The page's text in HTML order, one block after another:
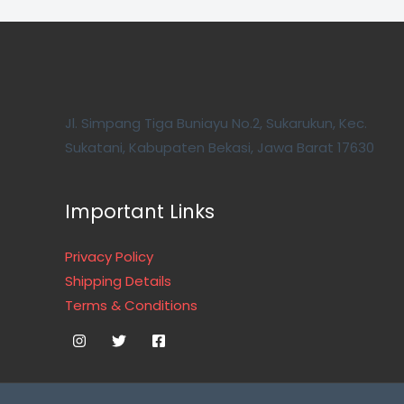
Jl. Simpang Tiga Buniayu No.2, Sukarukun, Kec.
Sukatani, Kabupaten Bekasi, Jawa Barat 17630
Important Links
Privacy Policy
Shipping Details
Terms & Conditions